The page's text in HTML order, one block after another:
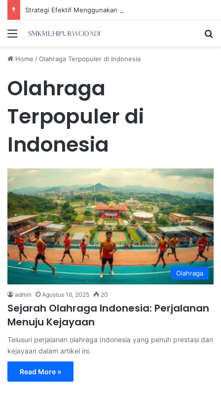
Menu
Home /Olahraga Terpopuler di Indonesia
Olahraga
Terpopuler di
Indonesia
Olahraga
admin Agustus 16, 2025 20
Sejarah Olahraga Indonesia: Perjalanan
Menuju Kejayaan
Telusuri perjalanan olahraga Indonesia yang penuh prestasi dan
kejayaan dalam artikel ini.
Read More »